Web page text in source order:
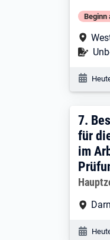
Beginn
7.
7.
für
im